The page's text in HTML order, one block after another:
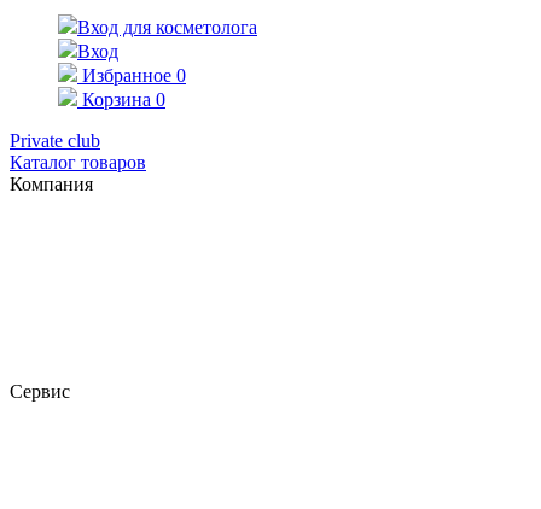
Вход для косметолога
Вход
Избранное 0
Корзина 0
Private club
Каталог товаров
Компания
Сервис